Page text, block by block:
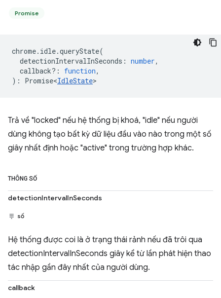
Promise
chrome. idle.queryState(
detectionIntervalInSeconds : number,
callback? : function,
) : Promise<IdleState>
Trả về "locked" nếu hệ thống bị khoá, "idle" nếu người
dùng không tạo bất kỳ dữ liệu đầu vào nào trong một số
giây nhất định hoặc "active" trong trường hợp khác.
THÔNG SỐ
detectionIntervalInSeconds
số
Hệ thống được coi là ở trạng thái rảnh nếu đã trôi qua
detectionIntervalInSeconds giây kể từ lần phát hiện thao
tác nhập gần đây nhất của người dùng.
callback